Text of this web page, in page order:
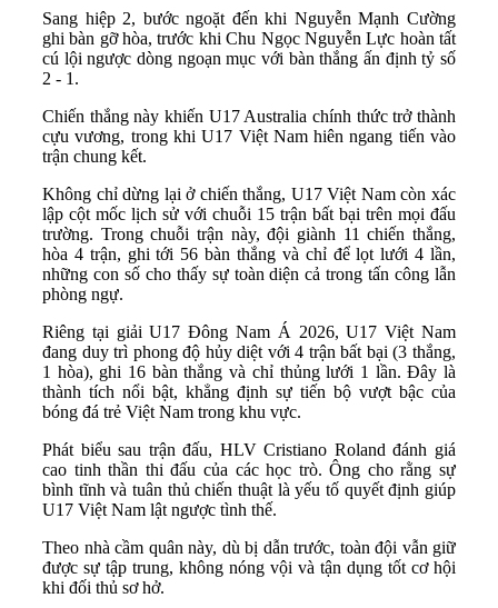
Sang hiệp 2, bước ngoặt đến khi Nguyễn Mạnh Cường
ghi bàn gỡ hòa, trước khi Chu Ngọc Nguyễn Lực hoàn tất
cú lội ngược dòng ngoạn mục với bàn thắng ấn định tỷ số
2 - 1.
Chiến thắng này khiến U17 Australia chính thức trở thành
cựu vương, trong khi U17 Việt Nam hiên ngang tiến vào
trận chung kết.
Không chỉ dừng lại ở chiến thắng, U17 Việt Nam còn xác
lập cột mốc lịch sử với chuỗi 15 trận bất bại trên mọi đấu
trường. Trong chuỗi trận này, đội giành 11 chiến thắng,
hòa 4 trận, ghi tới 56 bàn thắng và chỉ để lọt lưới 4 lần,
những con số cho thấy sự toàn diện cả trong tấn công lẫn
phòng ngự.
Riêng tại giải U17 Đông Nam Á 2026, U17 Việt Nam
đang duy trì phong độ hủy diệt với 4 trận bất bại (3 thắng,
1 hòa), ghi 16 bàn thắng và chỉ thủng lưới 1 lần. Đây là
thành tích nổi bật, khẳng định sự tiến bộ vượt bậc của
bóng đá trẻ Việt Nam trong khu vực.
Phát biểu sau trận đấu, HLV Cristiano Roland đánh giá
cao tinh thần thi đấu của các học trò. Ông cho rằng sự
bình tĩnh và tuân thủ chiến thuật là yếu tố quyết định giúp
U17 Việt Nam lật ngược tình thế.
Theo nhà cầm quân này, dù bị dẫn trước, toàn đội vẫn giữ
được sự tập trung, không nóng vội và tận dụng tốt cơ hội
khi đối thủ sơ hở.